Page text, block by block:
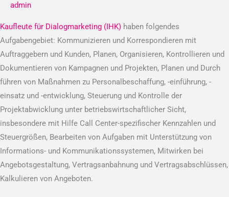
admin
Kaufleute für Dialogmarketing (IHK) haben folgendes
Aufgabengebiet: Kommunizieren und Korrespondieren mit
Auftraggebern und Kunden, Planen, Organisieren, Kontrollieren und
Dokumentieren von Kampagnen und Projekten, Planen und Durch
führen von Maßnahmen zu Personalbeschaffung, -einführung, -
einsatz und -entwicklung, Steuerung und Kontrolle der
Projektabwicklung unter betriebswirtschaftlicher Sicht,
insbesondere mit Hilfe Call Center-spezifischer Kennzahlen und
Steuergrößen, Bearbeiten von Aufgaben mit Unterstützung von
Informations- und Kommunikationssystemen, Mitwirken bei
Angebotsgestaltung, Vertragsanbahnung und Vertragsabschlüssen,
Kalkulieren von Angeboten.
(IHK)